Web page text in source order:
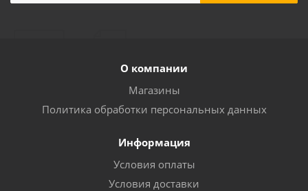
О компании
Магазины
Политика обработки персональных данных
Информация
Условия оплаты
Условия доставки